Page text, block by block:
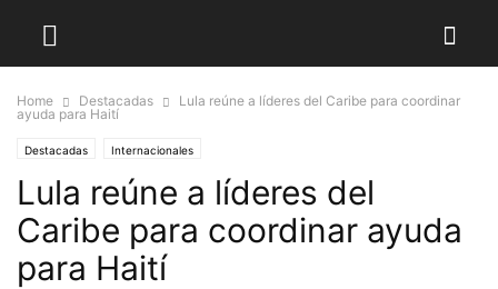
Home Destacadas
Lula reúne a líderes del Caribe para coordinar
ayuda para Haití
Destacadas Internacionales
Lula reúne a líderes del
Caribe para coordinar ayuda
para Haití